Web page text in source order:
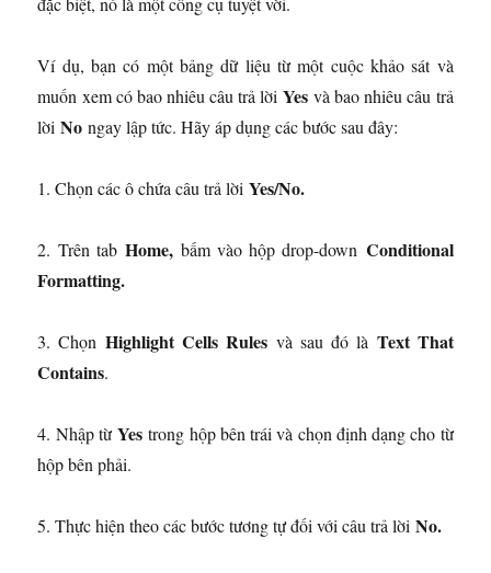
Ví dụ, bạn có một bảng dữ liệu từ một cuộc khảo sát và
muốn xem có bao nhiêu câu trả lờiYes và bao nhiêu câu trả
lờiNo ngay lập tức. Hãy áp dụng các bước sau đây:
1. Chọn các ô chứa câu trả lờiYes/No.
2. Trên tab Home,bấm vào hộp drop-down Conditional
Formatting.
3. ChọnHighlight Cells Rules và sau đó là Text That
Contains.
4. Nhập từYes trong hộp bên trái và chọn định dạng cho từ
hộp bên phải.
5. Thực hiện theo các bước tương tự đối với câu trả lờiNo.